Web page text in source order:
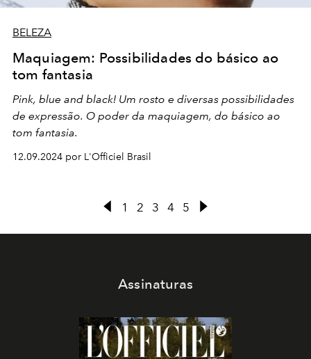
BELEZA
Maquiagem: Possibilidades do básico ao
tom fantasia
Pink, blue and black! Um rosto e diversas possibilidades
de expressão. O poder da maquiagem, do básico ao
tom fantasia.
12.09.2024 por L'Officiel Brasil
1 2 3 4 5
Assinaturas